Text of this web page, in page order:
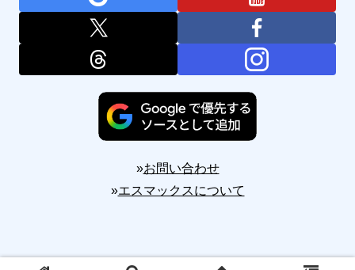
»お問い合わせ
»エスマックスについて